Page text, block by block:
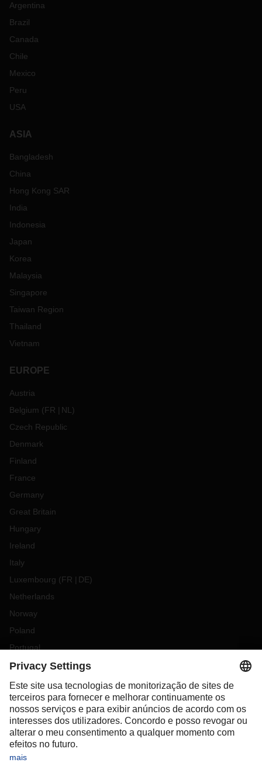
Argentina
Brazil
Canada
Chile
Mexico
Peru
USA
ASIA
Bangladesh
China
Hong Kong SAR
India
Indonesia
Japan
Korea
Malaysia
Singapore
Taiwan Region
Thailand
Vietnam
EUROPE
Austria
Belgium (FR NL )
Czech Republic
Denmark
Finland
France
Germany
Great Britain
Hungary
Ireland
Italy
Luxembourg (FR DE)
Netherlands
Norway
Poland
Portugal
Romania
Slovakia
Spain
Sweden
Switzerland(DE FR)
Turkey